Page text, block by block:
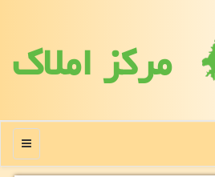
مركز املاك
منو